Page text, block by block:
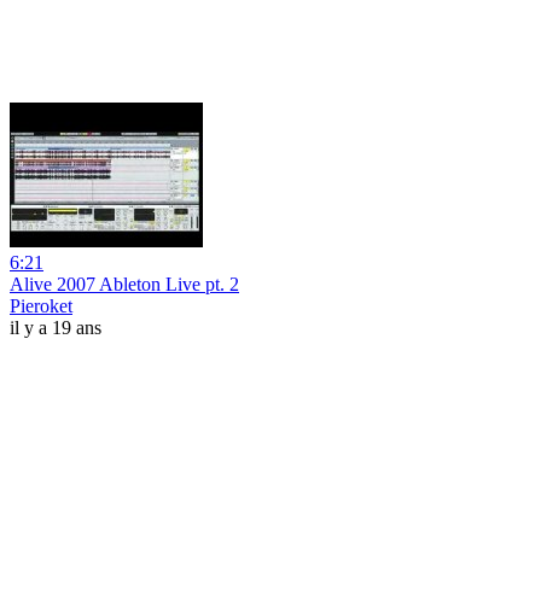
6:21
Alive 2007 Ableton Live pt. 2
Pieroket
il y a 19 ans